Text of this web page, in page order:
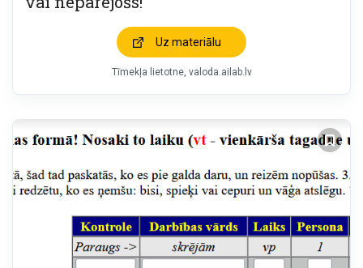
Uz materiālu
Tīmekļa lietotne valoda.ailab.lv